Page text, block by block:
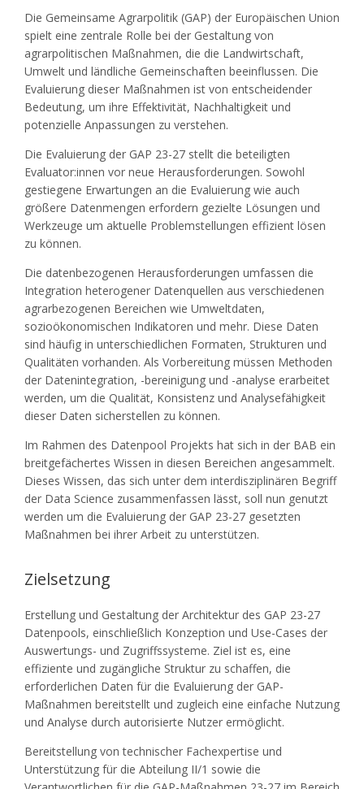
Die Gemeinsame Agrarpolitik (GAP) der Europäischen Union
spielt eine zentrale Rolle bei der Gestaltung von
agrarpolitischen Maßnahmen, die die Landwirtschaft,
Umwelt und ländliche Gemeinschaften beeinflussen. Die
Evaluierung dieser Maßnahmen ist von entscheidender
Bedeutung, um ihre Effektivität, Nachhaltigkeit und
potenzielle Anpassungen zu verstehen.
Die Evaluierung der GAP 23-27 stellt die beteiligten
Evaluator:innen vor neue Herausforderungen. Sowohl
gestiegene Erwartungen an die Evaluierung wie auch
größere Datenmengen erfordern gezielte Lösungen und
Werkzeuge um aktuelle Problemstellungen effizient lösen
zu können.
Die datenbezogenen Herausforderungen umfassen die
Integration heterogener Datenquellen aus verschiedenen
agrarbezogenen Bereichen wie Umweltdaten,
sozioökonomischen Indikatoren und mehr. Diese Daten
sind häufig in unterschiedlichen Formaten, Strukturen und
Qualitäten vorhanden. Als Vorbereitung müssen Methoden
der Datenintegration, -bereinigung und -analyse erarbeitet
werden, um die Qualität, Konsistenz und Analysefähigkeit
dieser Daten sicherstellen zu können.
Im Rahmen des Datenpool Projekts hat sich in der BAB ein
breitgefächertes Wissen in diesen Bereichen angesammelt.
Dieses Wissen, das sich unter dem interdisziplinären Begriff
der Data Science zusammenfassen lässt, soll nun genutzt
werden um die Evaluierung der GAP 23-27 gesetzten
Maßnahmen bei ihrer Arbeit zu unterstützen.
Zielsetzung
Erstellung und Gestaltung der Architektur des GAP 23-27
Datenpools, einschließlich Konzeption und Use-Cases der
Auswertungs- und Zugriffssysteme. Ziel ist es, eine
effiziente und zugängliche Struktur zu schaffen, die
erforderlichen Daten für die Evaluierung der GAP-
Maßnahmen bereitstellt und zugleich eine einfache Nutzung
und Analyse durch autorisierte Nutzer ermöglicht.
Bereitstellung von technischer Fachexpertise und
Unterstützung für die Abteilung II/1 sowie die